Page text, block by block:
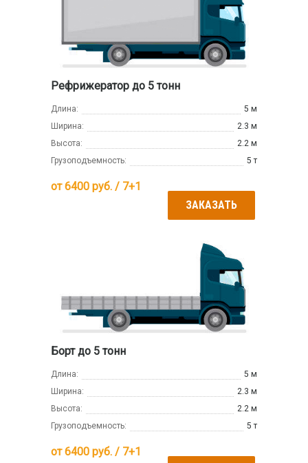
Рефрижератор до 5 тонн
Длина:
5 м
Ширина:
2.3 м
Высота:
2.2 м
Грузоподъемность:
5 т
от6400 руб. / 7+1
ЗАКАЗАТЬ
Борт до 5 тонн
Длина:
5 м
Ширина:
2.3 м
Высота:
2.2 м
Грузоподъемность:
5 т
от6400 руб. / 7+1